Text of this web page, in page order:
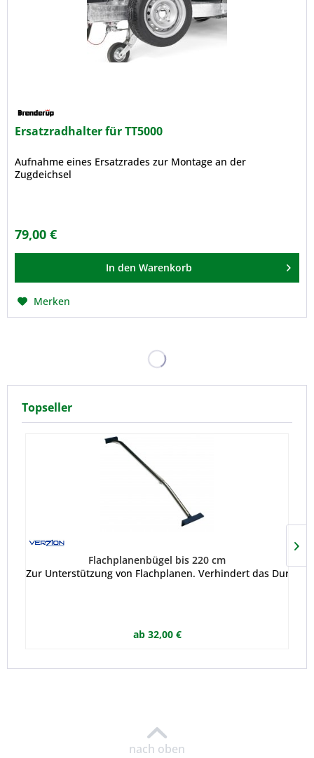
Ersatzradhalter für TT5000
Aufnahme eines Ersatzrades zur Montage an der
Zugdeichsel
79,00 €
In den Warenkorb
Merken
Topseller
Flachplanenbügel bis 220 cm
Zur Unterstützung von Flachplanen. Verhindert das
ab 32,00 €
nach oben